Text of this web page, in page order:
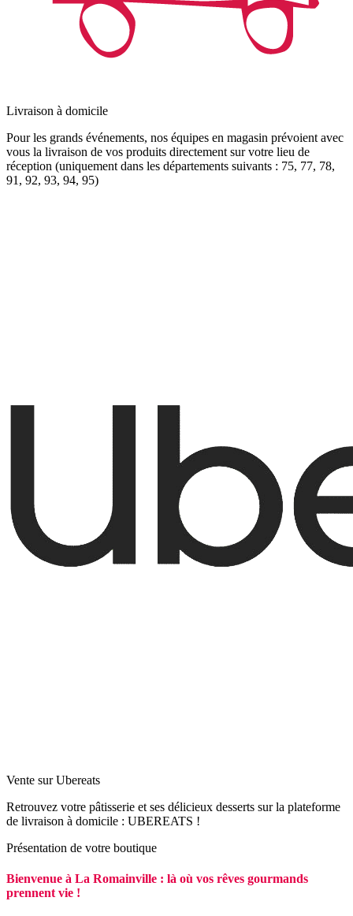
Livraison à domicile
Pour les grands événements, nos équipes en magasin prévoient avec
vous la livraison de vos produits directement sur votre lieu de
réception (uniquement dans les départements suivants : 75, 77, 78,
91, 92, 93, 94, 95)
Vente sur Ubereats
Retrouvez votre pâtisserie et ses délicieux desserts sur la plateforme
de livraison à domicile : UBEREATS !
Présentation de votre boutique
Bienvenue à La Romainville : là où vos rêves gourmands
prennent vie !